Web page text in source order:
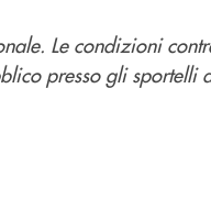
Le condizioni
presso gli sportelli